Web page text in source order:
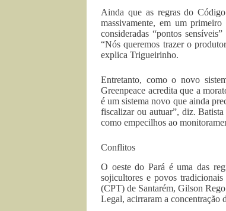
Ainda que as regras do
massivamente, em um
consideradas “pontos
“Nós queremos trazer o
explica Trigueirinho.
Entretanto, como o novo
Greenpeace acredita que a
é um sistema novo que ainda
fiscalizar ou autuar”, diz.
como empecilhos ao
Conflitos
O oeste do Pará é uma das
sojicultores e povos
(CPT) de Santarém, Gilson
Legal, acirraram a concentração